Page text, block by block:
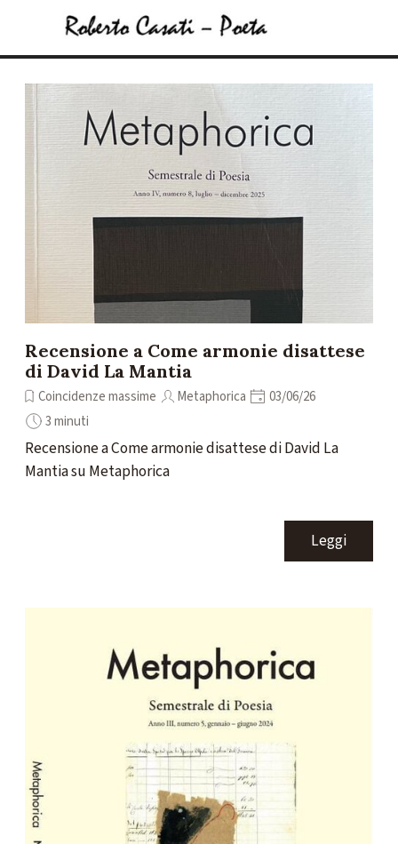
Salta menù
Recensione a Come armonie disattese
di David La Mantia
Coincidenze massime Metaphorica
03/06/26
3 minuti
Recensione a Come armonie disattese di David La
Mantia su Metaphorica
Leggi